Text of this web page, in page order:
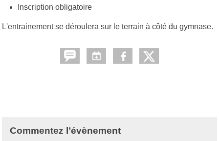
Inscription obligatoire
L'entrainement se déroulera sur le terrain à côté du gymnase.
Commentez l’évènement